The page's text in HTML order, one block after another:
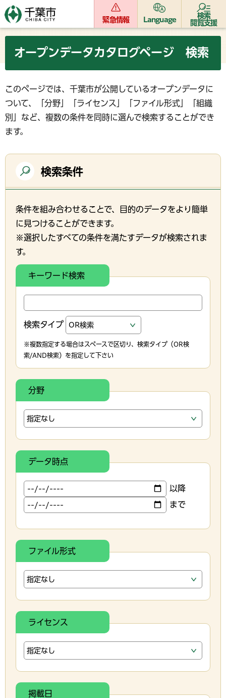
緊急情報 Language
検索
閲覧支援
オープンデータカタログページ 検索
このページでは、千葉市が公開しているオープンデータに
ついて、「分野」「ライセンス」「ファイル形式」「組織
別」など、複数の条件を同時に選んで検索することができ
ます。
検索条件
条件を組み合わせることで、目的のデータをより簡単
に見つけることができます。
※選択したすべての条件を満たすデータが検索されま
す。
キーワード検索
検索タイプ
※複数指定する場合はスペースで区切り、検索タイプ（OR検
索/AND検索）を指定して下さい
分野
データ時点
以降
まで
ファイル形式
ライセンス
掲載日